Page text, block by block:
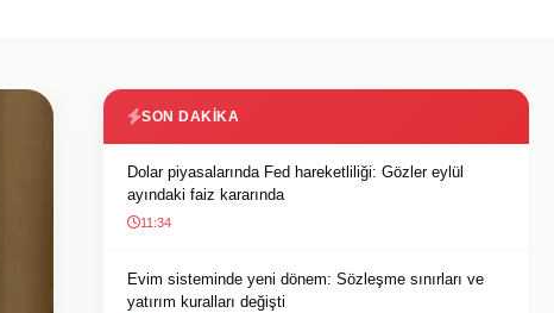
SON DAKIKA
Dolar piyasalarında Fed hareketliliği: Gözler eylül
ayındaki faiz kararında
11:34
Evim sisteminde yeni dönem: Sözleşme sınırları ve
yatırım kuralları değişti